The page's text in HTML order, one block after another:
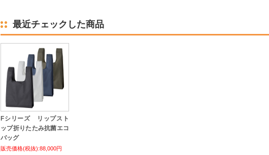
最近チェックした商品
Fシリーズ リップスト
ップ折りたたみ抗菌エコ
バッグ
販売価格(税抜):88,000円